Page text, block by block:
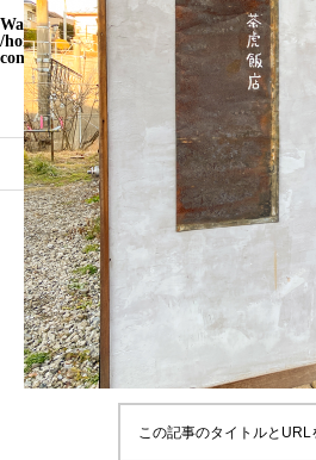
Warning: Undefined array key
/home/yamatohito/yamatohito.jp/
content/themes/meets_tcd086/functions.php
ブログ IMG_1027
IMG_1027
2022.04.05
この記事のタイトルとURL